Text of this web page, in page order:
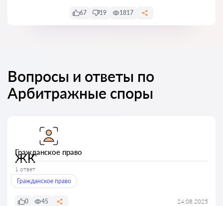
67 19 1817
Вопросы и ответы по
Арбитражные споры
Гражданское право
ЖК
1 ответ
Гражданское право
0 45 24.08.2025